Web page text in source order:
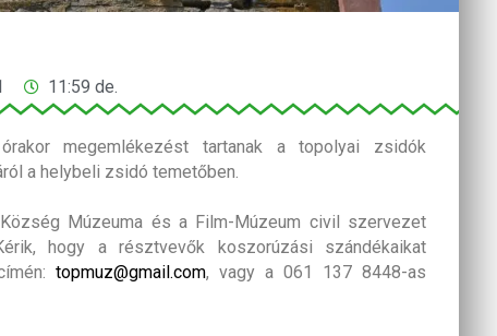
11:59 de.
megemlékezést tartanak a topolyai zsidók
a helybeli zsidó temetőben.
Múzeuma és a Film-Múzeum civil szervezet
hogy a résztvevők koszorúzási szándékaikat
topmuz@gmail.com, vagy a 061 137 8448-as